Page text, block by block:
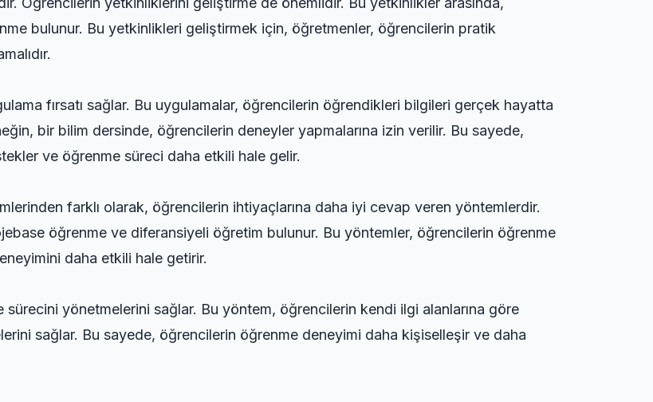
bulunur. Bu yetkinlikleri geliştirmek için, öğretmenler, öğrencilerin pratik
fırsatı sağlar. Bu uygulamalar, öğrencilerin öğrendikleri bilgileri gerçek hayatta
bir bilim dersinde, öğrencilerin deneyler yapmalarına izin verilir. Bu sayede,
ve öğrenme süreci daha etkili hale gelir.
farklı olarak, öğrencilerin ihtiyaçlarına daha iyi cevap veren yöntemlerdir.
öğrenme ve diferansiyeli öğretim bulunur. Bu yöntemler, öğrencilerin öğrenme
daha etkili hale getirir.
yönetmelerini sağlar. Bu yöntem, öğrencilerin kendi ilgi alanlarına göre
sağlar. Bu sayede, öğrencilerin öğrenme deneyimi daha kişiselleşir ve daha